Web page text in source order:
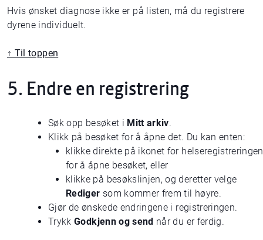
Hvis ønsket diagnose ikke er på listen, må du registrere
dyrene individuelt.
↑ Til toppen
5. Endre en registrering
Søk opp besøket i Mitt arkiv.
Klikk på besøket for å åpne det. Du kan enten:
klikke direkte på ikonet for helseregistreringen
for å åpne besøket, eller
klikke på besøkslinjen, og deretter velge
Rediger som kommer frem til høyre.
Gjør de ønskede endringene i registreringen.
TrykkGodkjenn og send når du er ferdig.